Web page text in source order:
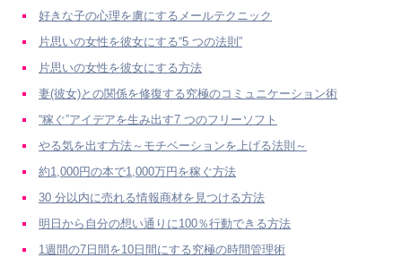
好きな子の心理を虜にするメールテクニック
片思いの女性を彼女にする“5 つの法則”
片思いの女性を彼女にする方法
妻(彼女)との関係を修復する究極のコミュニケーション術
“稼ぐ”アイデアを生み出す7 つのフリーソフト
やる気を出す方法～モチベーションを上げる法則～
約1,000円の本で1,000万円を稼ぐ方法
30 分以内に売れる情報商材を見つける方法
明日から自分の想い通りに100％行動できる方法
1週間の7日間を10日間にする究極の時間管理術